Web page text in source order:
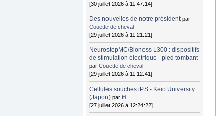
[30 juillet 2026 à 11:47:14]
Des nouvelles de notre président par
Couette de cheval
[29 juillet 2026 à 11:21:21]
NeurostepMC/Bioness L300 : dispositifs
de stimulation électrique - pied tombant
parCouette de cheval
[29 juillet 2026 à 11:12:41]
Cellules souches iPS - Keio University
(Japon) parfti
[27 juillet 2026 à 12:24:22]